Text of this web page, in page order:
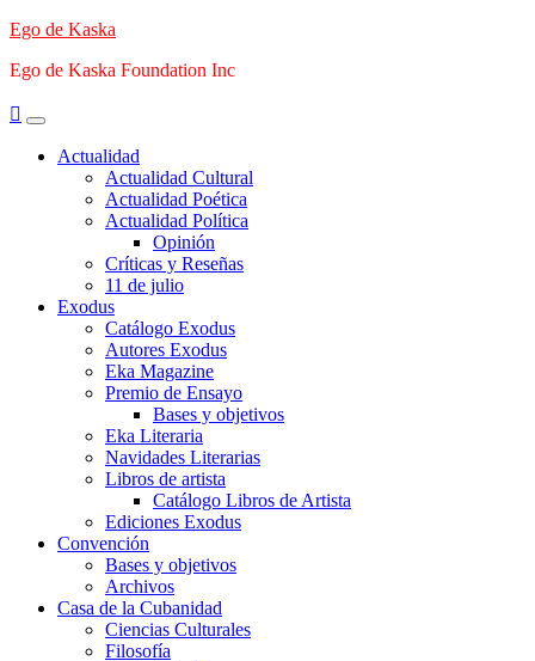
Saltar
contenido
Ego de Kaska
Ego de Kaska Foundation Inc
Menú
principal
Actualidad
Actualidad Cultural
Actualidad Poética
Actualidad Política
Opinión
Críticas y Reseñas
11 de julio
Exodus
Catálogo Exodus
Autores Exodus
Eka Magazine
Premio de Ensayo
Bases y objetivos
Eka Literaria
Navidades Literarias
Libros de artista
Catálogo Libros de Artista
Ediciones Exodus
Convención
Bases y objetivos
Archivos
Casa de la Cubanidad
Ciencias Culturales
Filosofía